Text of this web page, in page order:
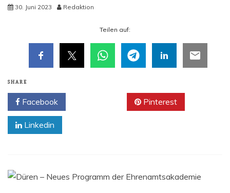
30. Juni 2023 Redaktion
Tei­len auf:
SHARE
Facebook Pinterest
Linkedin